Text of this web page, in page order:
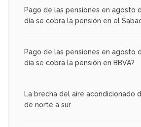
Pago de las pensiones en agosto
día se cobra la pensión en el
Pago de las pensiones en agosto
día se cobra la pensión en BBVA?
La brecha del aire acondicionado
de norte a sur